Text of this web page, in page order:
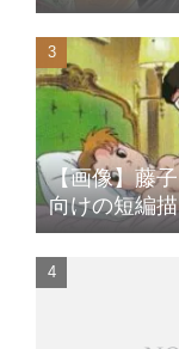
つまらなさ
【画像】藤
向けの短編
無理やり抱
よ」